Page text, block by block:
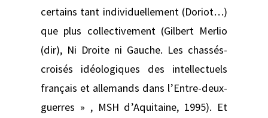
certains tant individuellement (Doriot…)
que plus collectivement (Gilbert Merlio
(dir), Ni Droite ni Gauche. Les chassés-
croisés idéologiques des intellectuels
français et allemands dans l’Entre-deux-
guerres » , MSH d’Aquitaine, 1995). Et